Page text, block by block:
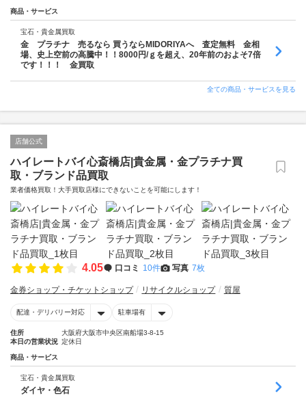
商品・サービス
宝石・貴金属買取
金 プラチナ 売るなら 買うならMIDORIYAへ 査定無料 金相
場、史上空前の高騰中！！8000円/ｇを超え、20年前のおよそ7倍
です！！！ 金買取
全ての商品・サービスを見る
店舗公式
ハイレートバイ心斎橋店|貴金属・金プラチナ買
取・ブランド品買取
業者価格買取！大手買取店様にできないことを可能にします！
4.05 口コミ 10件 写真 7枚
金券ショップ・チケットショップ リサイクルショップ 質屋
配達・デリバリー対応 駐車場有
住所
大阪府大阪市中央区南船場3-8-15
本日の営業状況 定休日
商品・サービス
宝石・貴金属買取
ダイヤ・色石